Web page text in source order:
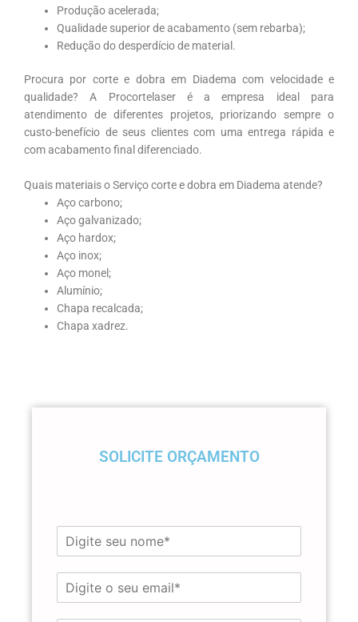
Produção acelerada;
Qualidade superior de acabamento (sem rebarba);
Redução do desperdício de material.
Procura por corte e dobra em Diadema com velocidade e
qualidade? A Procortelaser é a empresa ideal para
atendimento de diferentes projetos, priorizando sempre o
custo-benefício de seus clientes com uma entrega rápida e
com acabamento final diferenciado.
Quais materiais o Serviço corte e dobra em Diadema atende?
Aço carbono;
Aço galvanizado;
Aço hardox;
Aço inox;
Aço monel;
Alumínio;
Chapa recalcada;
Chapa xadrez.
SOLICITE ORÇAMENTO